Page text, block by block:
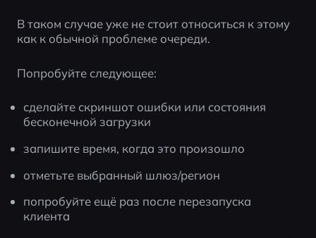
В таком случае уже не стоит относиться к этому
как к обычной проблеме очереди.
Попробуйте следующее:
сделайте скриншот ошибки или состояния
бесконечной загрузки
запишите время, когда это произошло
отметьте выбранный шлюз/регион
попробуйте ещё раз после перезапуска
клиента